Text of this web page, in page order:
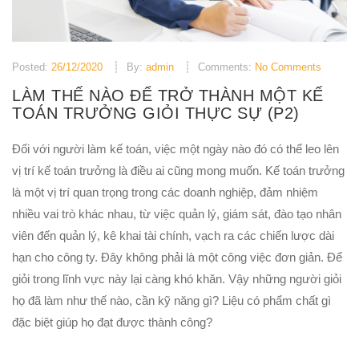
Posted: 26/12/2020 By: admin Comments: No Comments
LÀM THẾ NÀO ĐỂ TRỞ THÀNH MỘT KẾ
TOÁN TRƯỞNG GIỎI THỰC SỰ (P2)
Đối với người làm kế toán, việc một ngày nào đó có thể leo lên
vị trí kế toán trưởng là điều ai cũng mong muốn. Kế toán trưởng
là một vị trí quan trọng trong các doanh nghiệp, đảm nhiệm
nhiều vai trò khác nhau, từ việc quản lý, giám sát, đào tạo nhân
viên đến quản lý, kê khai tài chính, vạch ra các chiến lược dài
hạn cho công ty. Đây không phải là một công việc đơn giản. Để
giỏi trong lĩnh vực này lại càng khó khăn. Vậy những người giỏi
họ đã làm như thế nào, cần kỹ năng gì? Liệu có phẩm chất gì
đặc biệt giúp họ đạt được thành công?